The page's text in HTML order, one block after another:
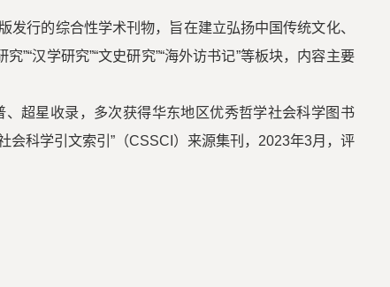
发行的综合性学术刊物，旨在建立弘扬中国传统文化、
汉学研究”“文史研究”“海外访书记”等板块，内容主要
超星收录，多次获得华东地区优秀哲学社会科学图书
会科学引文索引”（CSSCI）来源集刊，2023年3月，评